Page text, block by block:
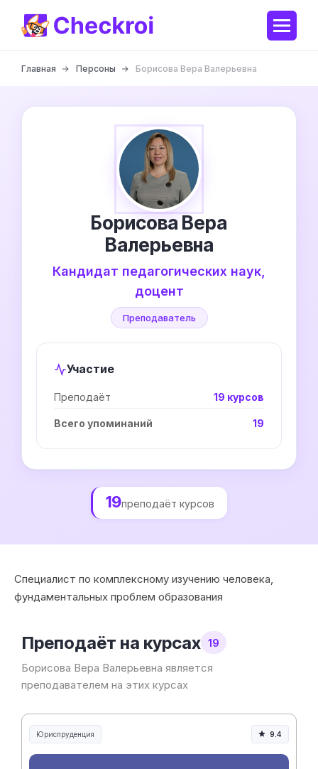
Главная Персоны Борисова Вера Валерьевна
Борисова Вера
Валерьевна
Кандидат педагогических наук,
доцент
Преподаватель
Участие
Преподаёт 19 курсов
Всего упоминаний 19
19преподаёт курсов
Специалист по комплексному изучению человека,
фундаментальных проблем образования
Преподаёт на курсах 19
Борисова Вера Валерьевна является
преподавателем на этих курсах
Юриспруденция
Юриспруденция и право
9.4